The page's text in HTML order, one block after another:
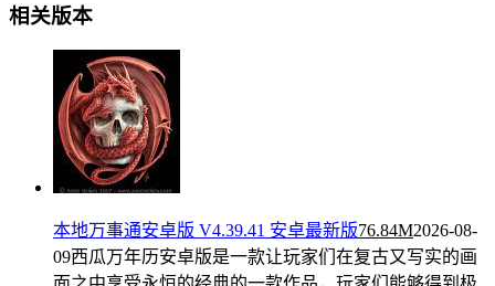
相关版本
本地万事通安卓版 V4.39.41 安卓最新版76.84M2026-08-
09西瓜万年历安卓版是一款让玩家们在复古又写实的画